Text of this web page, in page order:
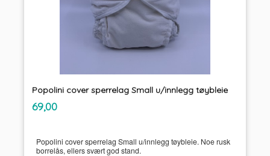
Popolini cover sperrelag Small u/innlegg tøybleie
Pris
69,00mva.
Popolini cover sperrelag Small u/innlegg tøybleie. Noe rusk
borrelås, ellers svært god stand.